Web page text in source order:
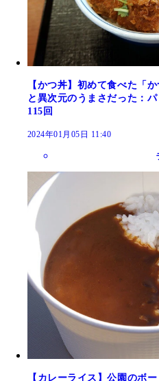
【かつ丼】初めて食べた「
と異次元のうまさだった：
115回
2024年01月05日 11:40
【カレーライス】公園のボ